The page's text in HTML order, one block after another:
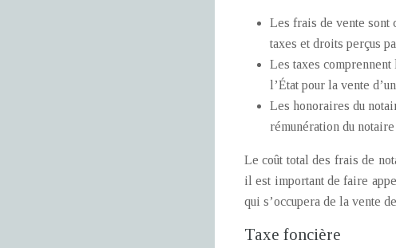
Les frais de vente sont
taxes et droits perçus
Les taxes
l’État pour la vente
Les honoraires du
rémunération du
Le coût total des frais de
il est important de faire
qui s’occupera de la vente
Taxe foncière